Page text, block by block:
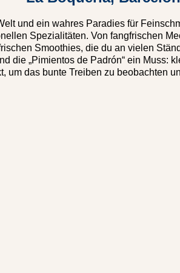
und ein wahres Paradies für
Spezialitäten. Von fangfrischen
Smoothies, die du an vielen
die „Pimientos de Padrón“ ein Muss:
das bunte Treiben zu beobachten